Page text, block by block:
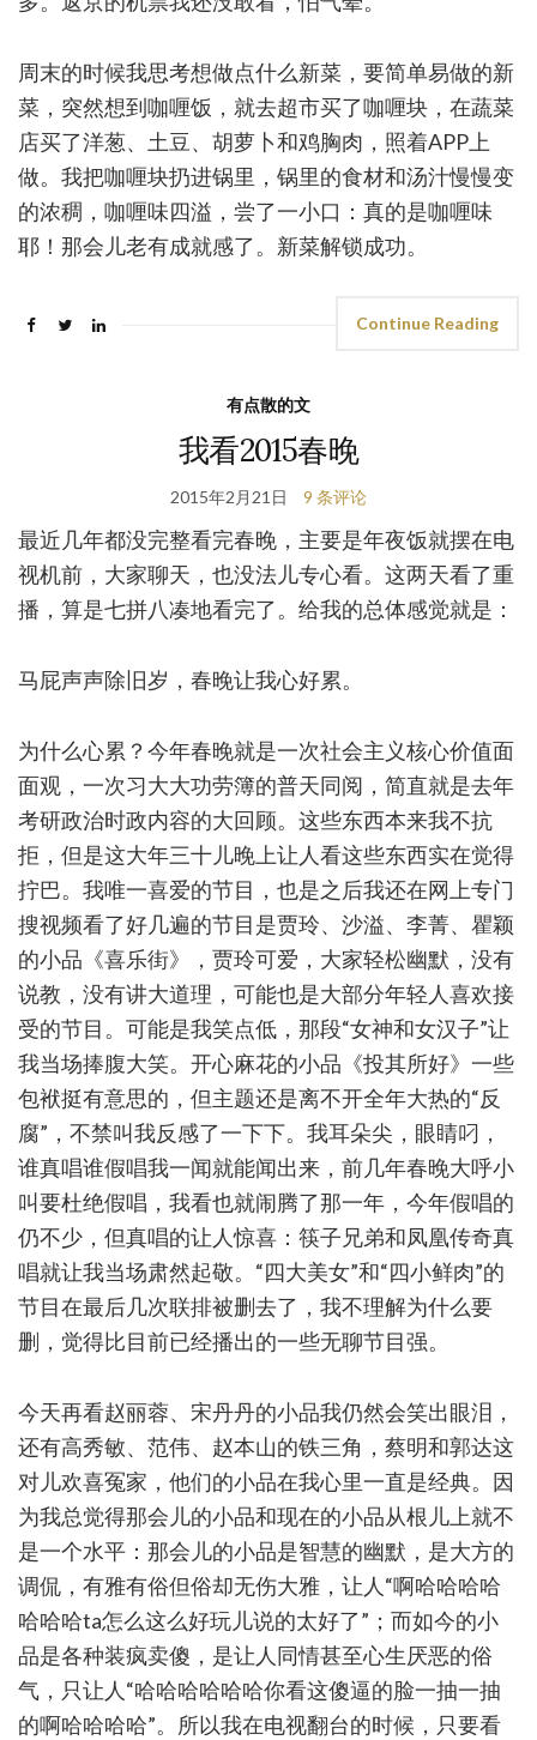
周末的时候我思考想做点什么新菜，要简单易做的新
菜，突然想到咖喱饭，就去超市买了咖喱块，在蔬菜
店买了洋葱、土豆、胡萝卜和鸡胸肉，照着APP上
做。我把咖喱块扔进锅里，锅里的食材和汤汁慢慢变
的浓稠，咖喱味四溢，尝了一小口：真的是咖喱味
耶！那会儿老有成就感了。新菜解锁成功。
Continue Reading
有点散的文
我看2015春晚
2015年2月21日 9 条评论
最近几年都没完整看完春晚，主要是年夜饭就摆在电
视机前，大家聊天，也没法儿专心看。这两天看了重
播，算是七拼八凑地看完了。给我的总体感觉就是：
马屁声声除旧岁，春晚让我心好累。
为什么心累？今年春晚就是一次社会主义核心价值面
面观，一次习大大功劳簿的普天同阅，简直就是去年
考研政治时政内容的大回顾。这些东西本来我不抗
拒，但是这大年三十儿晚上让人看这些东西实在觉得
拧巴。我唯一喜爱的节目，也是之后我还在网上专门
搜视频看了好几遍的节目是贾玲、沙溢、李菁、瞿颖
的小品《喜乐街》，贾玲可爱，大家轻松幽默，没有
说教，没有讲大道理，可能也是大部分年轻人喜欢接
受的节目。可能是我笑点低，那段“女神和女汉子”让
我当场捧腹大笑。开心麻花的小品《投其所好》一些
包袱挺有意思的，但主题还是离不开全年大热的“反
腐”，不禁叫我反感了一下下。我耳朵尖，眼睛叼，
谁真唱谁假唱我一闻就能闻出来，前几年春晚大呼小
叫要杜绝假唱，我看也就闹腾了那一年，今年假唱的
仍不少，但真唱的让人惊喜：筷子兄弟和凤凰传奇真
唱就让我当场肃然起敬。“四大美女”和“四小鲜肉”的
节目在最后几次联排被删去了，我不理解为什么要
删，觉得比目前已经播出的一些无聊节目强。
今天再看赵丽蓉、宋丹丹的小品我仍然会笑出眼泪，
还有高秀敏、范伟、赵本山的铁三角，蔡明和郭达这
对儿欢喜冤家，他们的小品在我心里一直是经典。因
为我总觉得那会儿的小品和现在的小品从根儿上就不
是一个水平：那会儿的小品是智慧的幽默，是大方的
调侃，有雅有俗但俗却无伤大雅，让人“啊哈哈哈哈
哈哈哈ta怎么这么好玩儿说的太好了”；而如今的小
品是各种装疯卖傻，是让人同情甚至心生厌恶的俗
气，只让人“哈哈哈哈哈哈你看这傻逼的脸一抽一抽
的啊哈哈哈哈”。所以我在电视翻台的时候，只要看